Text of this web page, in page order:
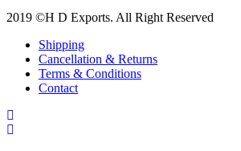
2019 ©H D Exports. All Right Reserved
Shipping
Cancellation & Returns
Terms & Conditions
Contact